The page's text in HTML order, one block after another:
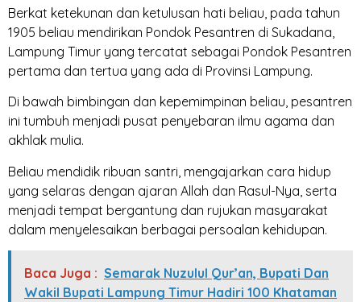
Berkat ketekunan dan ketulusan hati beliau, pada tahun
1905 beliau mendirikan Pondok Pesantren di Sukadana,
Lampung Timur yang tercatat sebagai Pondok Pesantren
pertama dan tertua yang ada di Provinsi Lampung.
Di bawah bimbingan dan kepemimpinan beliau, pesantren
ini tumbuh menjadi pusat penyebaran ilmu agama dan
akhlak mulia.
Beliau mendidik ribuan santri, mengajarkan cara hidup
yang selaras dengan ajaran Allah dan Rasul-Nya, serta
menjadi tempat bergantung dan rujukan masyarakat
dalam menyelesaikan berbagai persoalan kehidupan.
Baca Juga : Semarak Nuzulul Qur’an, Bupati Dan
Wakil Bupati Lampung Timur Hadiri 100 Khataman